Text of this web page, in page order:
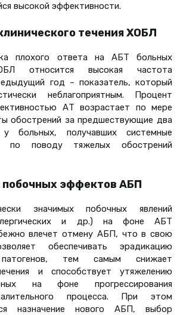
высокой эффективности.
течения ХОБЛ
плохого ответа на АБТ больных
относится высокая частота
год – показатель, который
неблагоприятным. Процент
АТ возрастает по мере
обострений за предшествующие два
получавших системные
по поводу тяжелых обострений
эффектов АБП
значимых побочных явлений
и др.) на фоне АБТ
влечет отмену АБП, что в свою
обеспечивать эрадикацию
патогенов, тем самым снижает
и способствует утяжелению
на фоне прогрессирования
процесса. При этом
назначение нового АБП, выбор